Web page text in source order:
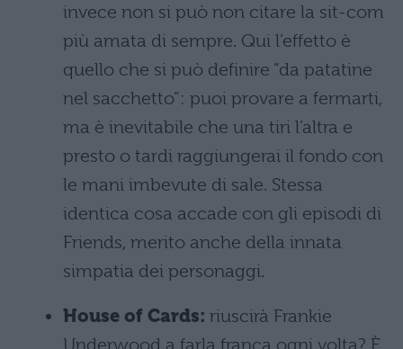
invece non si può non citare la sit-com
più amata di sempre. Qui l’effetto è
quello che si può definire “da patatine
nel sacchetto”: puoi provare a fermarti,
ma è inevitabile che una tiri l’altra e
presto o tardi raggiungerai il fondo con
le mani imbevute di sale. Stessa
identica cosa accade con gli episodi di
Friends, merito anche della innata
simpatia dei personaggi.
House of Cards: riuscirà Frankie
Underwood a farla franca ogni volta? È